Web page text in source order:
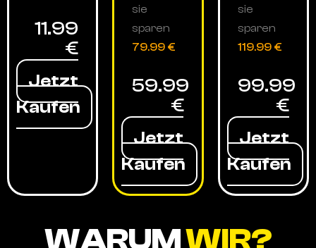
11.99
€
Jetzt
Kaufen
sie
sparen
79.99 €
59.99
€
Jetzt
Kaufen
sie
sparen
119.99 €
99.99
€
Jetzt
Kaufen
WARUMWIR?